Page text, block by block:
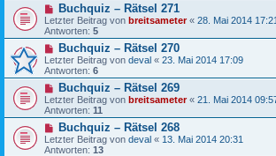
Buchquiz – Rätsel 271
Letzter Beitrag von breitsameter« 28. Mai 2014 17:21
Antworten: 5
Buchquiz – Rätsel 270
Letzter Beitrag von deval « 23. Mai 2014 17:09
Antworten: 6
Buchquiz – Rätsel 269
Letzter Beitrag von breitsameter« 21. Mai 2014
Antworten: 11
Buchquiz – Rätsel 268
Letzter Beitrag von deval « 13. Mai 2014 20:31
Antworten: 13